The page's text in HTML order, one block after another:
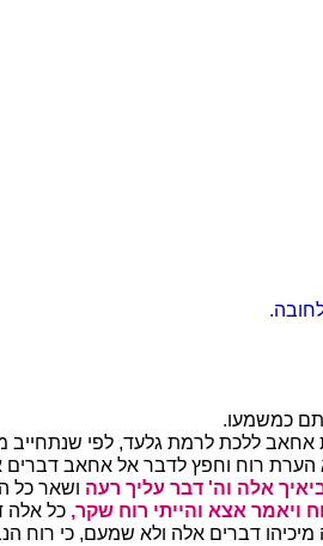
כמשמעו.
אחאב ללכת לרמת גלעד, לפי שנתחייב
רוח וחפץ לדבר אל אחאב דברים
אלה וה' דבר עליך רעה ושאר כל
ויאמר אצא והייתי רוח שקר, כל אלה
דברים אלה ולא שמעם, כי רוח